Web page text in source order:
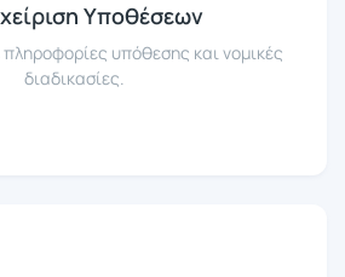
Υποθέσεων
υπόθεσης και νομικές
διαδικασίες.